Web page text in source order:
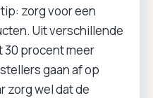
zorg voor een
Uit verschillende
30 procent meer
gaan af op
zorg wel dat de